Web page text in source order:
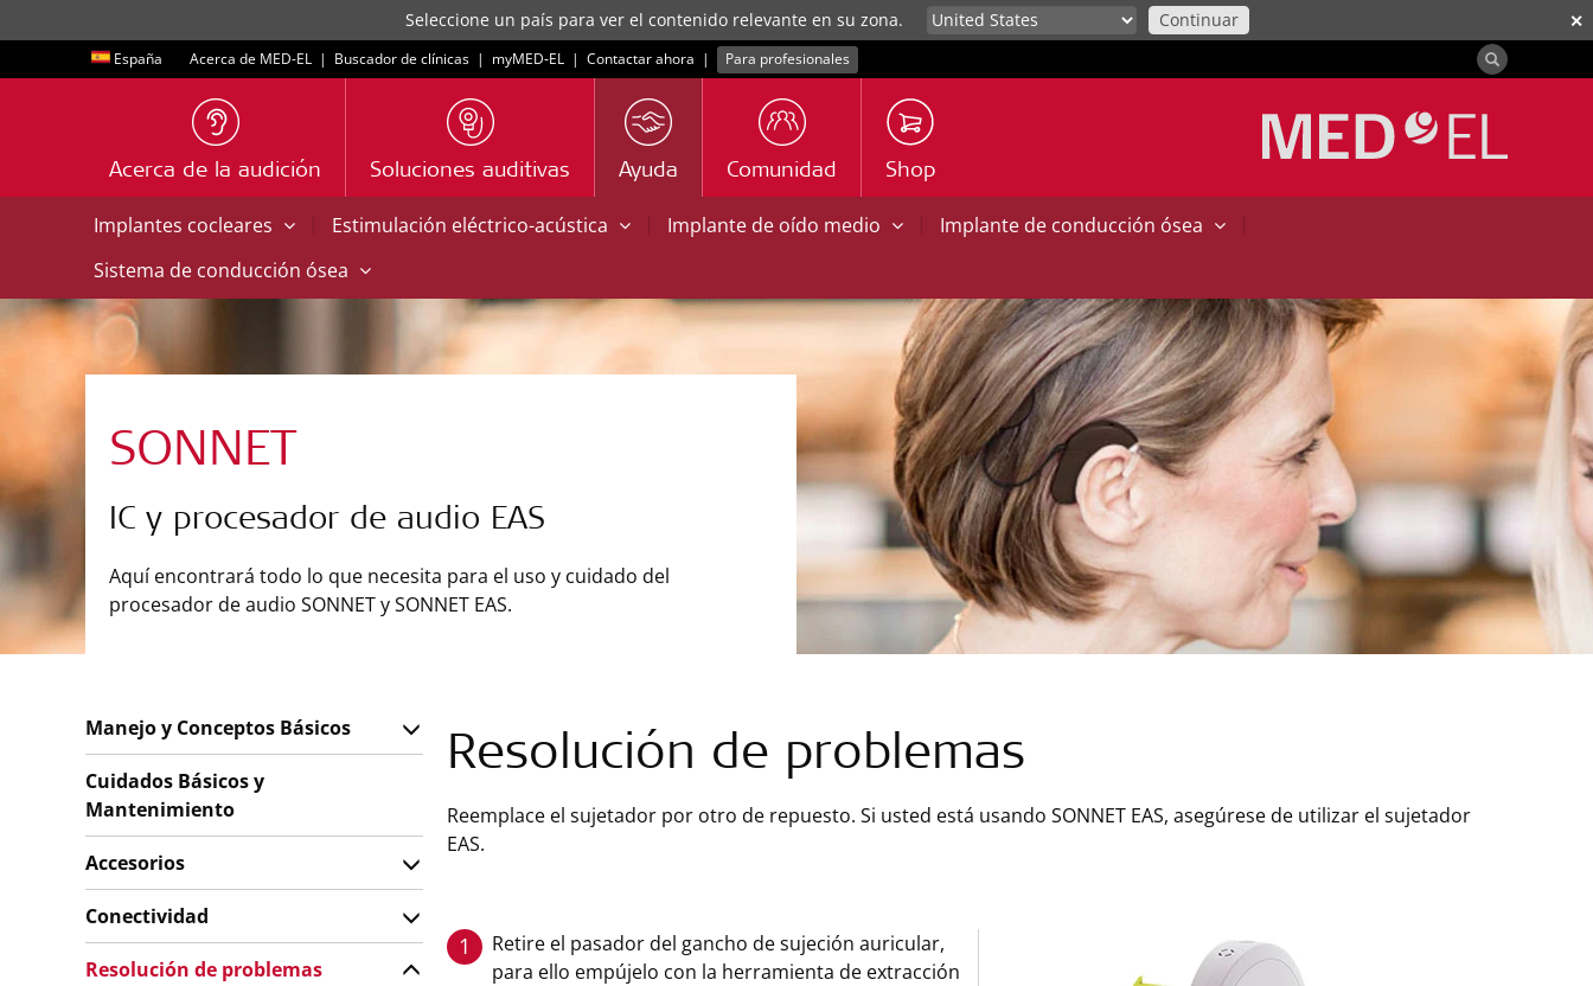
✕
Seleccione un país para ver el contenido relevante en su zona. Continuar
España Acerca de MED-EL | Buscador de clínicas | myMED‑EL | Contactar ahora | Para profesionales
Acerca de la audición Soluciones auditivas Ayuda Comunidad Shop
Implantes cocleares | Estimulación eléctrico-acústica | Implante de oído medio | Implante de conducción ósea
|
Sistema de conducción ósea
SONNET
IC y procesador de audio EAS
Aquí encontrará todo lo que necesita para el uso y cuidado del
procesador de audio SONNET y SONNET EAS.
Resolución de problemas
Reemplace el sujetador por otro de repuesto. Si usted está usando SONNET EAS, asegúrese de utilizar el sujetador
EAS.
1
Retire el pasador del gancho de sujeción auricular,
para ello empújelo con la herramienta de extracción
Manejo y Conceptos Básicos
Cuidados Básicos y
Mantenimiento
Accesorios
Conectividad
Resolución de problemas